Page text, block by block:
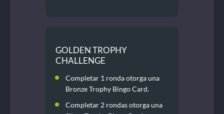
GOLDEN TROPHY
CHALLENGE
Completar 1 ronda otorga una
Bronze Trophy Bingo Card.
Completar 2 rondas otorga una